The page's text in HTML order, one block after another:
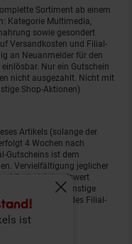
ist
Fenster
Sortiment ab einem
Kategorie Multimedia,
sowie gesondert
Versandkosten und Filial-
an Neuanmelder für den
Nur ein Gutschein
nicht ausgezahlt. Nicht mit
Shop-Aktionen)
Artikels (solange der
4 Wochen nach
Gutscheins ist dem
Vervielfältigung jeglicher
Mindesteinkaufswert
oder sonstige
des Filial-